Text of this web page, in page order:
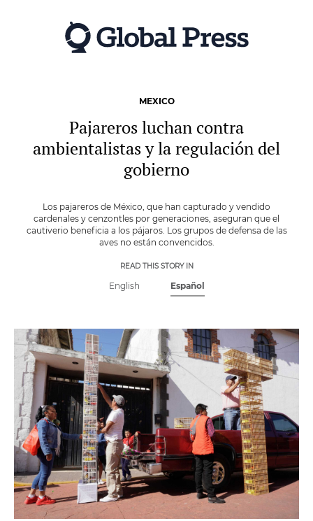
MEXICO
Pajareros luchan contra
ambientalistas y la regulación del
gobierno
Los pajareros de México, que han capturado y vendido
cardenales y cenzontles por generaciones, aseguran que el
cautiverio beneficia a los pájaros. Los grupos de defensa de las
aves no están convencidos.
READ THIS STORY IN
English Español